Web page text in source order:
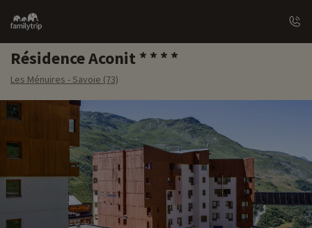
Family
trip
Résidence Aconit
Les Ménuires - Savoie (73)